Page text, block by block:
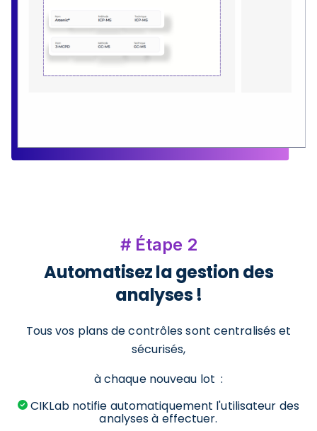
# Étape 2
Automatisez la gestion des
analyses !
Tous vos plans de contrôles sont centralisés et
sécurisés,
à chaque nouveau lot :
CIKLab notifie automatiquement l'utilisateur des
analyses à effectuer.